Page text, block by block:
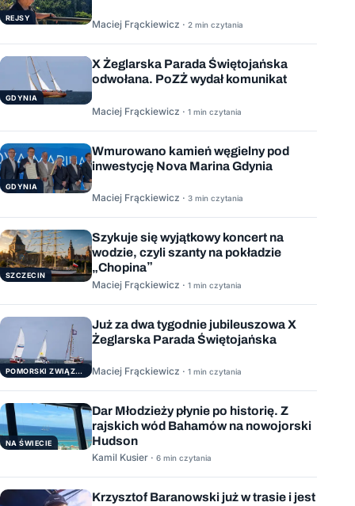
REJSY
Maciej Frąckiewicz · 2 min czytania
GDYNIA
X Żeglarska Parada Świętojańska
odwołana. PoZŻ wydał komunikat
Maciej Frąckiewicz · 1 min czytania
GDYNIA
Wmurowano kamień węgielny pod
inwestycję Nova Marina Gdynia
Maciej Frąckiewicz · 3 min czytania
SZCZECIN
Szykuje się wyjątkowy koncert na
wodzie, czyli szanty na pokładzie
„Chopina”
Maciej Frąckiewicz · 1 min czytania
POMORSKI ZWIĄZEK ŻEGLARSKI
Już za dwa tygodnie jubileuszowa X
Żeglarska Parada Świętojańska
Maciej Frąckiewicz · 1 min czytania
NA ŚWIECIE
Dar Młodzieży płynie po historię. Z
rajskich wód Bahamów na nowojorski
Hudson
Kamil Kusier · 6 min czytania
Krzysztof Baranowski już w trasie i jest